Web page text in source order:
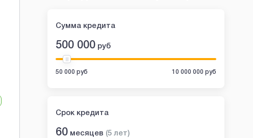
Сумма кредита
500 000 руб
50 000 руб 10 000 000 руб
Срок кредита
60 месяцев (5 лет)